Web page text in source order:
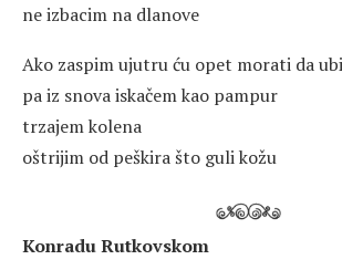
ne izbacim na dlanove
Ako zaspim ujutru ću opet morati da
pa iz snova iskačem kao pampur
trzajem kolena
oštrijim od peškira što guli kožu
Konradu Rutkovskom